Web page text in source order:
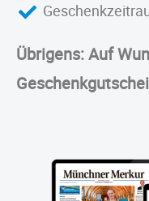
Übrigens: Auf